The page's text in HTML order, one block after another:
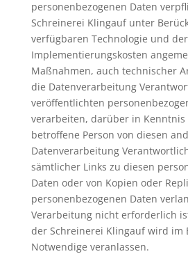
personenbezogenen Daten
Schreinerei Klingauf unter
verfügbaren Technologie und der
Implementierungskosten
Maßnahmen, auch technischer
die Datenverarbeitung
veröffentlichten
verarbeiten, darüber in Kenntnis
betroffene Person von diesen
Datenverarbeitung
sämtlicher Links zu diesen
Daten oder von Kopien oder
personenbezogenen Daten
Verarbeitung nicht erforderlich
der Schreinerei Klingauf wird im
Notwendige veranlassen.